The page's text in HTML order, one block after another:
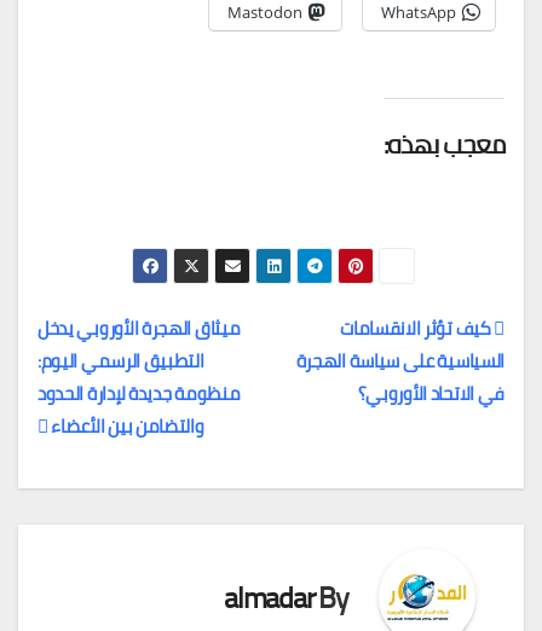
WhatsApp
Mastodon
معجب بهذه:
تصفّح
المقالات
ميثاق الهجرة الأوروبي يدخل
التطبيق الرسمي اليوم:
منظومة جديدة لإدارة الحدود
والتضامن بين الأعضاء
كيف تؤثر الانقسامات
السياسية على سياسة الهجرة
في الاتحاد الأوروبي؟
By
almadar